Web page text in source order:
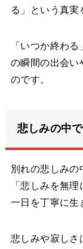
る」という真実
「いつか終わ
の瞬間の出会い
のです。
悲しみの中
別れの悲しみの
「悲しみを無
一日を丁寧に生
悲しみや寂しさ